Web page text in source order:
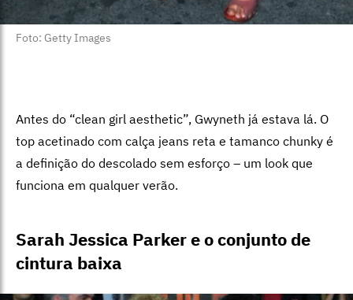
Foto: Getty Images
Antes do “clean girl aesthetic”, Gwyneth já estava lá. O
top acetinado com calça jeans reta e tamanco chunky é
a definição do descolado sem esforço – um look que
funciona em qualquer verão.
Sarah Jessica Parker e o conjunto de
cintura baixa